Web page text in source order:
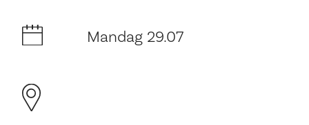
Mandag 29.07